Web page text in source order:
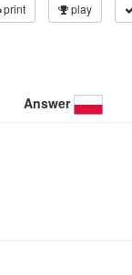
print play
Answer